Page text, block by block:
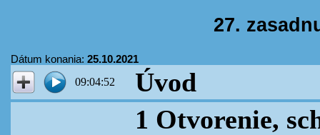
27.
Dátum konania: 25.10.2021
09:04:52 Úvod
1 Otvorenie,